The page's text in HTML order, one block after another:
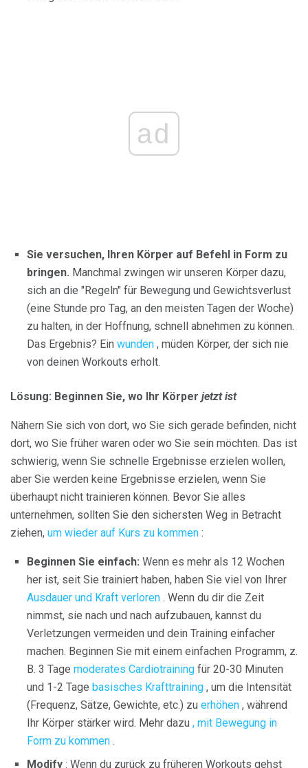
ad
Sie versuchen, Ihren Körper auf Befehl in Form zu
bringen. Manchmal zwingen wir unseren Körper dazu,
sich an die "Regeln" für Bewegung und Gewichtsverlust
(eine Stunde pro Tag, an den meisten Tagen der Woche)
zu halten, in der Hoffnung, schnell abnehmen zu können.
Das Ergebnis? Ein wunden , müden Körper, der sich nie
von deinen Workouts erholt.
Lösung: Beginnen Sie, wo Ihr Körper jetzt ist
Nähern Sie sich von dort, wo Sie sich gerade befinden, nicht
dort, wo Sie früher waren oder wo Sie sein möchten. Das ist
schwierig, wenn Sie schnelle Ergebnisse erzielen wollen,
aber Sie werden keine Ergebnisse erzielen, wenn Sie
überhaupt nicht trainieren können. Bevor Sie alles
unternehmen, sollten Sie den sichersten Weg in Betracht
ziehen, um wieder auf Kurs zu kommen :
Beginnen Sie einfach: Wenn es mehr als 12 Wochen
her ist, seit Sie trainiert haben, haben Sie viel von Ihrer
Ausdauer und Kraft verloren . Wenn du dir die Zeit
nimmst, sie nach und nach aufzubauen, kannst du
Verletzungen vermeiden und dein Training einfacher
machen. Beginnen Sie mit einem einfachen Programm, z.
B. 3 Tage moderates Cardiotraining für 20-30 Minuten
und 1-2 Tage basisches Krafttraining , um die Intensität
(Frequenz, Sätze, Gewichte, etc.) zu erhöhen , während
Ihr Körper stärker wird. Mehr dazu , mit Bewegung in
Form zu kommen .
Modify : Wenn du zurück zu früheren Workouts gehst